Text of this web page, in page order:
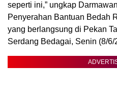
seperti ini,” ungkap
Penyerahan Bantuan Bedah
yang berlangsung di Pekan
Serdang Bedagai, Senin (8/6/